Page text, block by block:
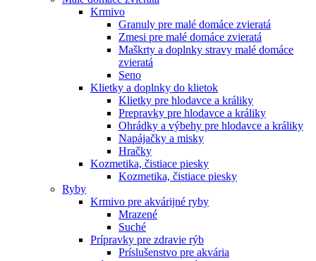
Krmivo
Granuly pre malé domáce zvieratá
Zmesi pre malé domáce zvieratá
Maškrty a doplnky stravy malé domáce
zvieratá
Seno
Klietky a doplnky do klietok
Klietky pre hlodavce a králiky
Prepravky pre hlodavce a králiky
Ohrádky a výbehy pre hlodavce a králiky
Napájačky a misky
Hračky
Kozmetika, čistiace piesky
Kozmetika, čistiace piesky
Ryby
Krmivo pre akvárijné ryby
Mrazené
Suché
Prípravky pre zdravie rýb
Príslušenstvo pre akvária